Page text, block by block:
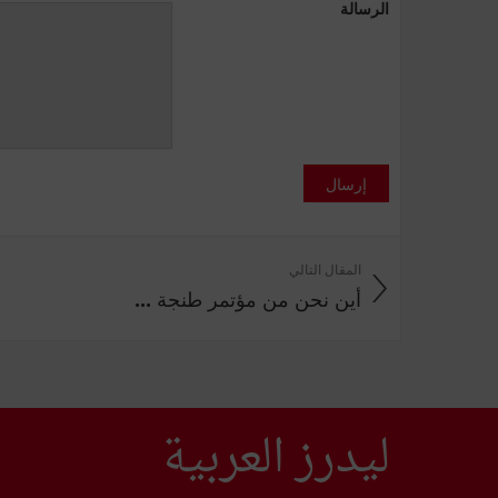
الرسالة
إرسال
المقال التالي
أين نحن من مؤتمر طنجة ...
ليدرز العربية